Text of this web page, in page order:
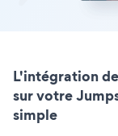
L'intégration
sur votre
simple